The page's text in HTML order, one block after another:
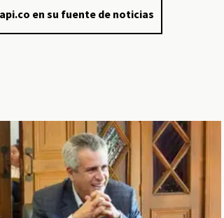
en su fuente de noticias